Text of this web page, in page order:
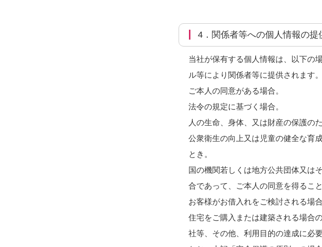
4．関係者等への個人情報の提
当社が保有する個人情報は、以下の
ル等により関係者等に提供されます。
ご本人の同意がある場合。
法令の規定に基づく場合。
人の生命、身体、又は財産の保護の
公衆衛生の向上又は児童の健全な育
とき。
国の機関若しくは地方公共団体又は
合であって、ご本人の同意を得るこ
お客様がお借入れをご検討される場
住宅をご購入または建築される場合
社等、その他、利用目的の達成に必